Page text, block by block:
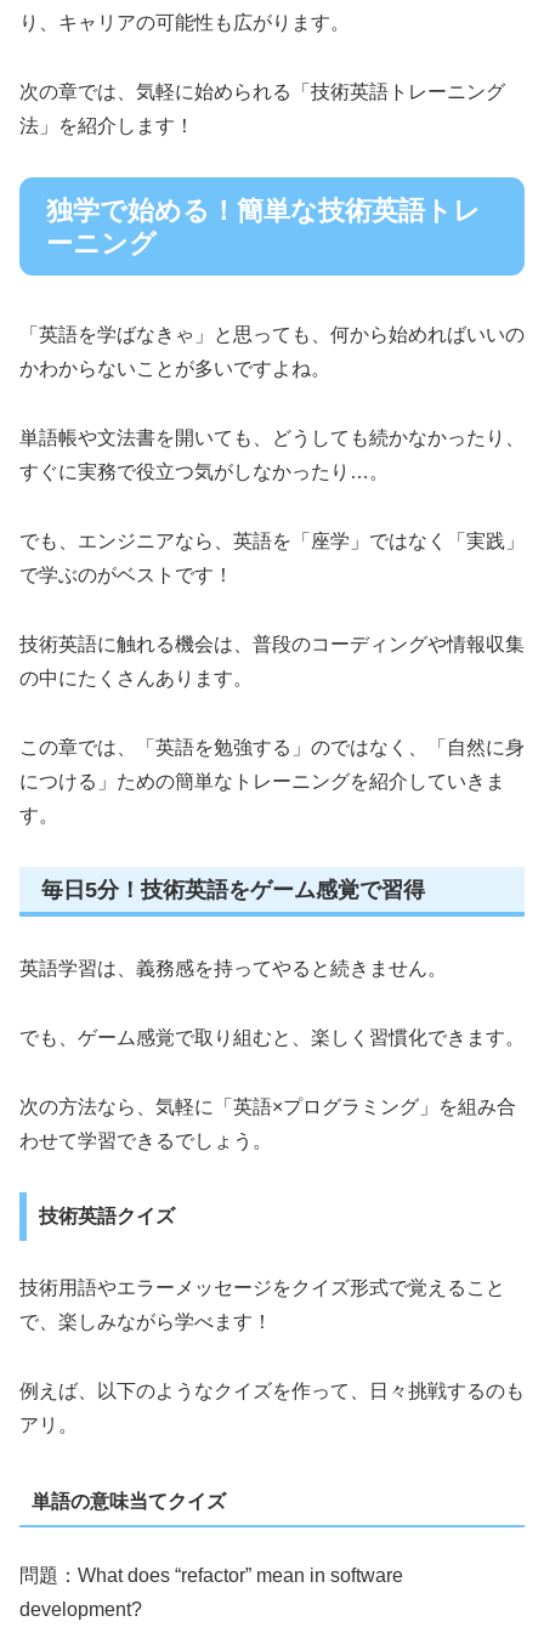
り、キャリアの可能性も広がります。
次の章では、気軽に始められる「技術英語トレーニング
法」を紹介します！
独学で始める！簡単な技術英語トレ
ーニング
「英語を学ばなきゃ」と思っても、何から始めればいいの
かわからないことが多いですよね。
単語帳や文法書を開いても、どうしても続かなかったり、
すぐに実務で役立つ気がしなかったり…。
でも、エンジニアなら、英語を「座学」ではなく「実践」
で学ぶのがベストです！
技術英語に触れる機会は、普段のコーディングや情報収集
の中にたくさんあります。
この章では、「英語を勉強する」のではなく、「自然に身
につける」ための簡単なトレーニングを紹介していきま
す。
毎日5分！技術英語をゲーム感覚で習得
英語学習は、義務感を持ってやると続きません。
でも、ゲーム感覚で取り組むと、楽しく習慣化できます。
次の方法なら、気軽に「英語×プログラミング」を組み合
わせて学習できるでしょう。
技術英語クイズ
技術用語やエラーメッセージをクイズ形式で覚えること
で、楽しみながら学べます！
例えば、以下のようなクイズを作って、日々挑戦するのも
アリ。
単語の意味当てクイズ
問題：What does “refactor” mean in software
development?